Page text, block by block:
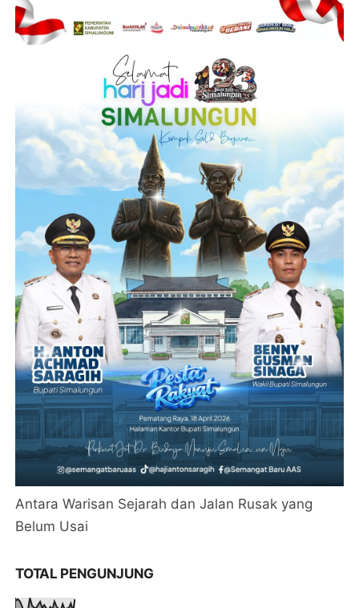
Antara Warisan Sejarah dan Jalan Rusak yang
Belum Usai
TOTAL PENGUNJUNG